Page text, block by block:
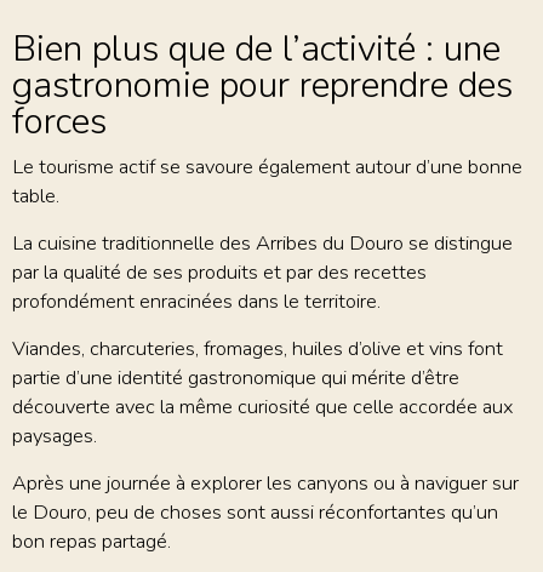
Bien plus que de l’activité : une
gastronomie pour reprendre des
forces
Le tourisme actif se savoure également autour d’une bonne
table.
La cuisine traditionnelle des Arribes du Douro se distingue
par la qualité de ses produits et par des recettes
profondément enracinées dans le territoire.
Viandes, charcuteries, fromages, huiles d’olive et vins font
partie d’une identité gastronomique qui mérite d’être
découverte avec la même curiosité que celle accordée aux
paysages.
Après une journée à explorer les canyons ou à naviguer sur
le Douro, peu de choses sont aussi réconfortantes qu’un
bon repas partagé.